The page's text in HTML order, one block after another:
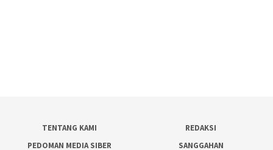
TENTANG KAMI
REDAKSI
PEDOMAN MEDIA SIBER
SANGGAHAN